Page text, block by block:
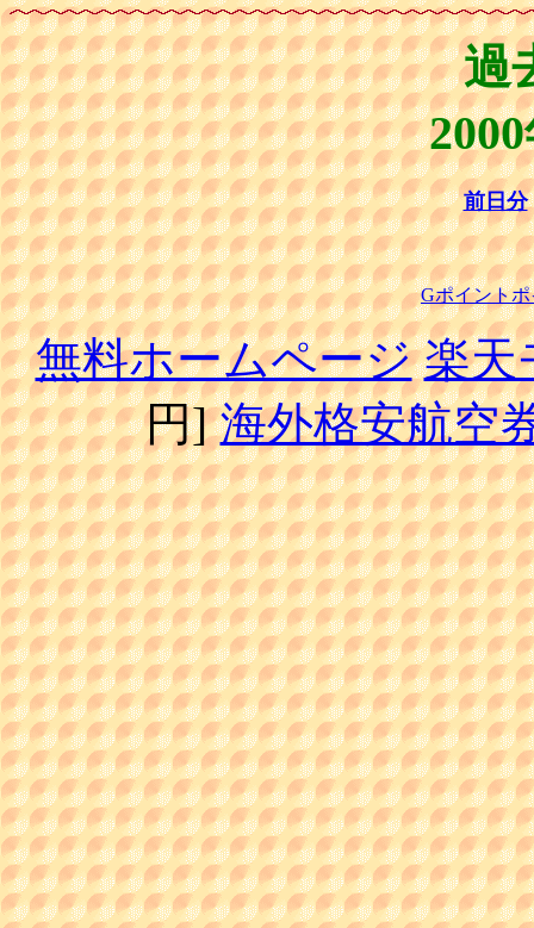
過
前日分
Gポイント
無料ホームページ 楽天
円] 海外格安航空